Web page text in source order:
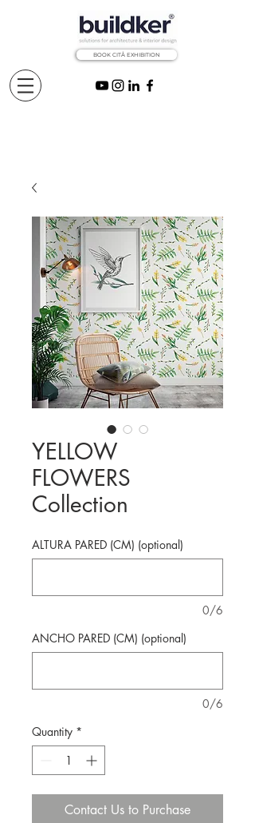
BOOK CITÅ EXHIBITION
YELLOW
FLOWERS
Collection
ALTURA PARED (CM) (optional)
0/6
ANCHO PARED (CM) (optional)
0/6
Quantity *
Contact Us to Purchase